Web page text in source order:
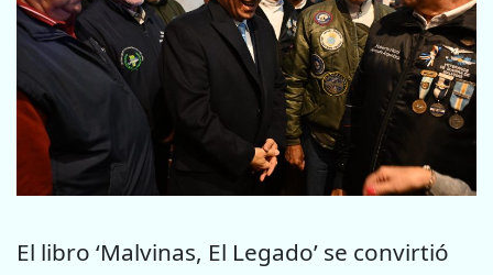
El libro ‘Malvinas, El Legado’ se convirtió